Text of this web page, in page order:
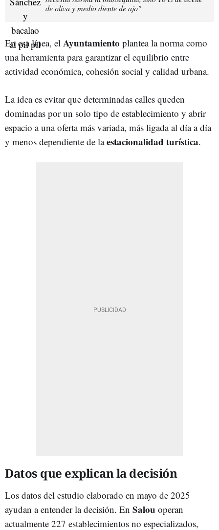
de oliva y medio diente de ajo"
En esa línea, el Ayuntamiento plantea la norma como
una herramienta para garantizar el equilibrio entre
actividad económica, cohesión social y calidad urbana.
La idea es evitar que determinadas calles queden
dominadas por un solo tipo de establecimiento y abrir
espacio a una oferta más variada, más ligada al día a día
y menos dependiente de laestacionalidad turística.
Datos que explican la decisión
Los datos del estudio elaborado en mayo de 2025
ayudan a entender la decisión. En Salou operan
actualmente 227 establecimientos no especializados,